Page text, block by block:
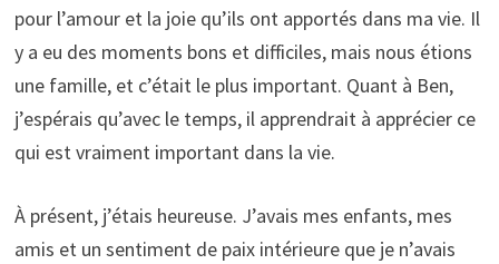
pour l’amour et la joie qu’ils ont apportés dans ma vie. Il
y a eu des moments bons et difficiles, mais nous étions
une famille, et c’était le plus important. Quant à Ben,
j’espérais qu’avec le temps, il apprendrait à apprécier ce
qui est vraiment important dans la vie.
À présent, j’étais heureuse. J’avais mes enfants, mes
amis et un sentiment de paix intérieure que je n’avais